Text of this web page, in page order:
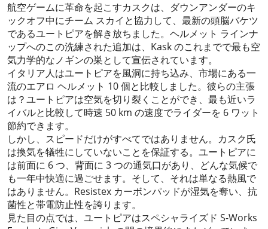
航空ゲームに革命を起こすカスクは、ダウンアンダーのキ
ックオフ中にチーム スカイと協力して、最新の頭脳バケツ
であるユートピアを解き放ちました。ヘルメット ラインナ
ップへのこの洗練された追加は、Kask のこれまでで最も空
気力学的なノギンの巣として宣伝されています。
イタリア人はユートピアを風洞に持ち込み、市場にある一
流のエアロ ヘルメット 10 個と比較しました。彼らの主張
は？ユートピアは空気を切り裂くことができ、最も近いラ
イバルと比較して時速 50 km の速度でライダーを 6 ワット
節約できます。
しかし、スピードだけがすべてではありません。カスク氏
は換気を犠牲にしていないことを保証する。ユートピアに
は前面に 6 つ、背面に 3 つの通気口があり、どんな気候で
も一年中快適に過ごせます。そして、それは単なる熱風で
はありません。Resistex カーボンパッドが湿気を奪い、抗
菌性と帯電防止性を誇ります。
見た目の点では、ユートピアはスペシャライズド S-Works